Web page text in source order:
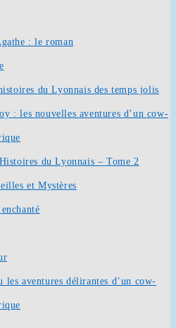
: le roman
du Lyonnais des temps jolis
: les nouvelles aventures d’un cow-
du Lyonnais – Tome 2
et Mystères
les aventures délirantes d’un cow-